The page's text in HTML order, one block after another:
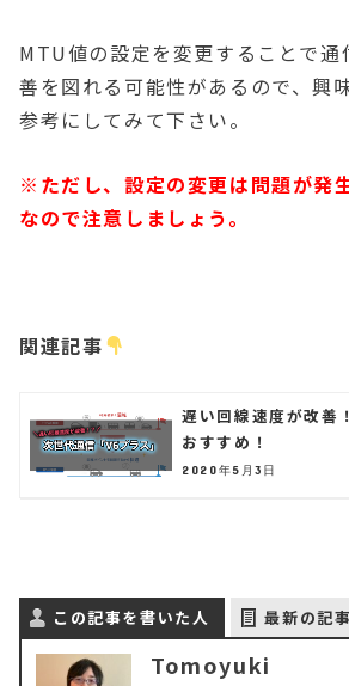
MTU値の設定を変更することで通
善を図れる可能性があるので、興
参考にしてみて下さい。
※ただし、設定の変更は問題が発
なので注意しましょう。
関連記事
遅い回線速度が改善
おすすめ！
2020年5月3日
この記事を書いた人 最新の記事
Tomoyuki